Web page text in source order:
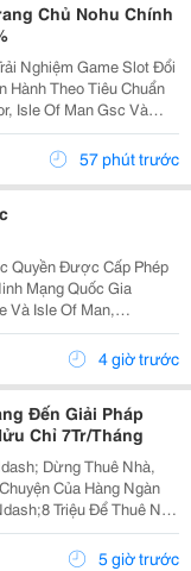
Chủ Nohu Chính
Nghiệm Game Slot Đổi
Hành Theo Tiêu Chuẩn
Isle Of Man Gsc Và
Nhận Bảo Mật
Trang Web57 phút trước
Quyền Được Cấp Phép
Mạng Quốc Gia
Và Isle Of Man,
Những Giấy Phép Khẳng
Minh Bạch Thu Hút Hơn
4 giờ trước
Đến Giải Pháp
Chỉ 7Tr/Tháng
Dừng Thuê Nhà,
Của Hàng Ngàn
Triệu Để Thuê Nhà
0. Emerald Garden View
Chuyển Tiền Thuê Nhà...
5 giờ trước